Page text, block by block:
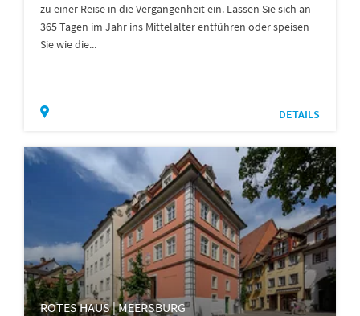
zu einer Reise in die Vergangenheit ein. Lassen Sie sich an
365 Tagen im Jahr ins Mittelalter entführen oder speisen
Sie wie die...
DETAILS
ROTES HAUS | MEERSBURG